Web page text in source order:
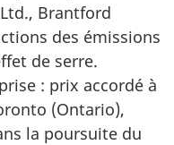
Brantford
des émissions
de serre.
: prix accordé à
(Ontario),
la poursuite du